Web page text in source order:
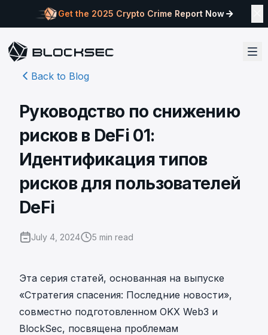
Get the 2025 Crypto Crime Report Now
Back to Blog
Руководство по снижению
рисков в DeFi 01:
Идентификация типов
рисков для пользователей
DeFi
July 4, 2024 5 min read
Эта серия статей, основанная на выпуске
«Стратегия спасения: Последние новости»,
совместно подготовленном OKX Web3 и
BlockSec, посвящена проблемам